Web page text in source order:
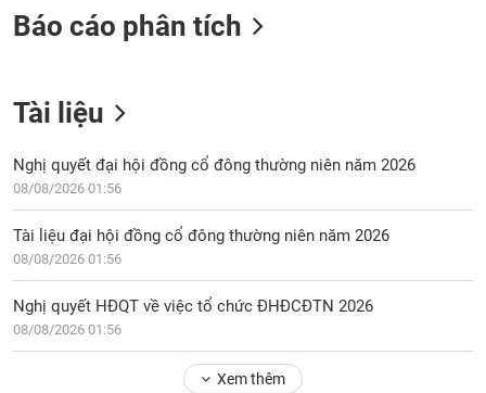
Báo cáo phân tích
Tài liệu
Nghị quyết đại hội đồng cổ đông thường niên năm 2026
08/08/2026 01:56
Tài liệu đại hội đồng cổ đông thường niên năm 2026
08/08/2026 01:56
Nghị quyết HĐQT về việc tổ chức ĐHĐCĐTN 2026
08/08/2026 01:56
Xem thêm